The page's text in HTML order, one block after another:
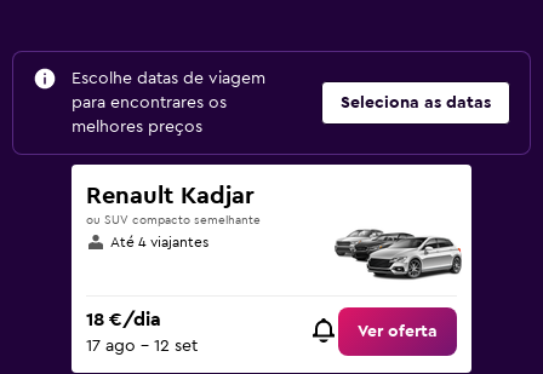
Escolhe datas de viagem
para encontrares os
melhores preços
Seleciona as datas
Renault Kadjar
ou SUV compacto semelhante
Até 4 viajantes
18 €/dia
17 ago – 12 set
Ver oferta